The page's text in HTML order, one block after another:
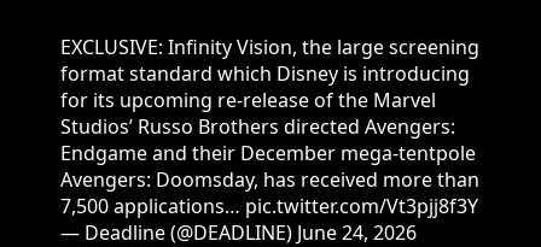
EXCLUSIVE: Infinity Vision, the large screening
format standard which Disney is introducing
for its upcoming re-release of the Marvel
Studios’ Russo Brothers directed Avengers:
Endgame and their December mega-tentpole
Avengers: Doomsday, has received more than
7,500 applications… pic.twitter.com/Vt3pjj8f3Y
— Deadline (@DEADLINE) June 24, 2026